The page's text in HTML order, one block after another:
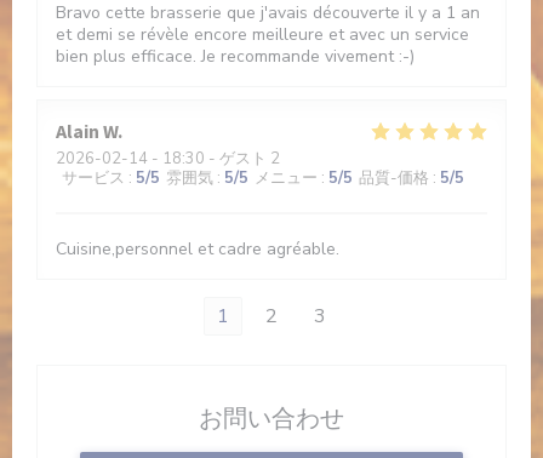
Bravo cette brasserie que j'avais découverte il y a 1 an
et demi se révèle encore meilleure et avec un service
bien plus efficace. Je recommande vivement :-)
Alain W
2026-02-14 - 18:30 - ゲスト 2
サービス : 5/5 雰囲気 : 5/5 メニュー : 5/5 品質-価格 : 5/5
Cuisine,personnel et cadre agréable.
1 2 3
お問い合わせ